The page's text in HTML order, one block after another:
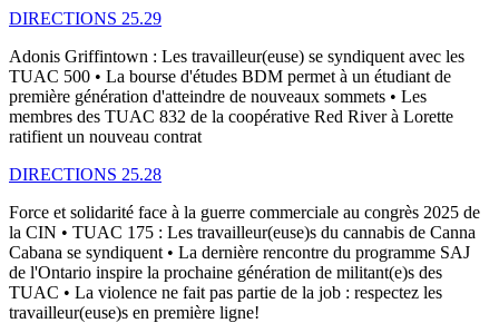
DIRECTIONS 25.29
Adonis Griffintown : Les travailleur(euse) se syndiquent avec les
TUAC 500 • La bourse d'études BDM permet à un étudiant de
première génération d'atteindre de nouveaux sommets • Les
membres des TUAC 832 de la coopérative Red River à Lorette
ratifient un nouveau contrat
DIRECTIONS 25.28
Force et solidarité face à la guerre commerciale au congrès 2025 de
la CIN • TUAC 175 : Les travailleur(euse)s du cannabis de Canna
Cabana se syndiquent • La dernière rencontre du programme SAJ
de l'Ontario inspire la prochaine génération de militant(e)s des
TUAC • La violence ne fait pas partie de la job : respectez les
travailleur(euse)s en première ligne!